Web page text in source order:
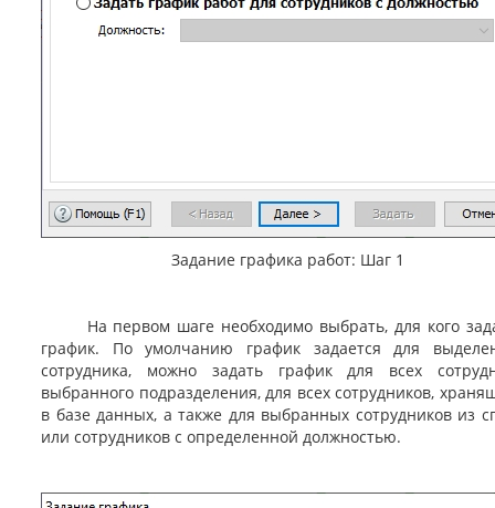
Задание графика работ: Шаг 1
На первом шаге необходимо выбрать, для кого
график. По умолчанию график задается для
сотрудника, можно задать график для всех
выбранного подразделения, для всех сотрудников,
в базе данных, а также для выбранных сотрудников из
или сотрудников с определенной должностью.